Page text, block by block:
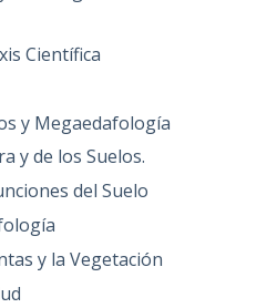
Científica
y Megaedafología
y de los Suelos.
del Suelo
y la Vegetación